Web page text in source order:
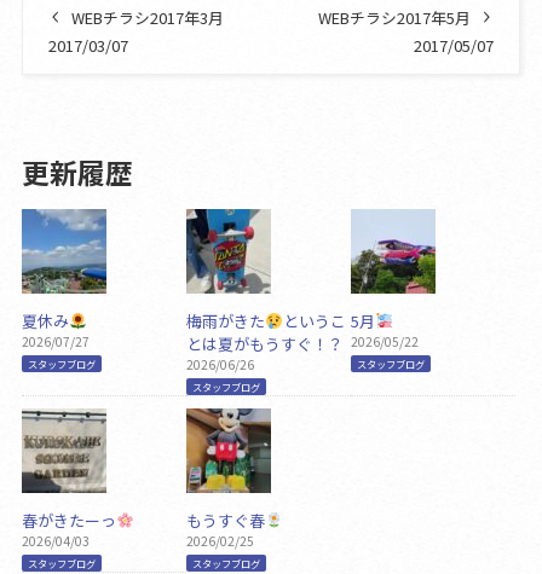
WEBチラシ2017年3月
2017/03/07
WEBチラシ2017年5月
2017/05/07
更新履歴
夏休み
2026/07/27
スタッフブログ
梅雨がきた
というこ
とは夏がもうすぐ！？
2026/06/26
スタッフブログ
5月
2026/05/22
スタッフブログ
春がきたーっ
2026/04/03
スタッフブログ
もうすぐ春
2026/02/25
スタッフブログ